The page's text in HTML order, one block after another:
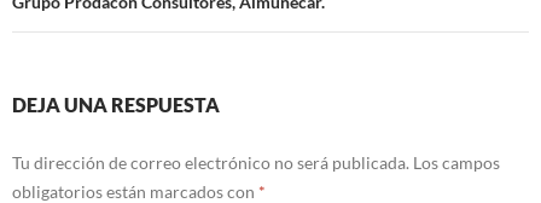
DEJA UNA RESPUESTA
Tu dirección de correo electrónico no será publicada. Los campos
obligatorios están marcados con *